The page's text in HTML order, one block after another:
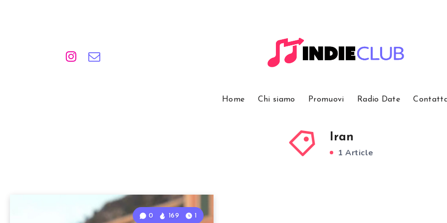
Home Chi siamo Promuovi Radio Date
Iran
1 Article
0 169 1